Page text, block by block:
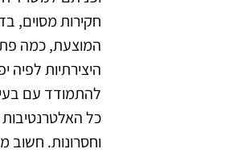
חקירות מסוים,
המוצעת, כמה
היצירתיות
להתמודד עם
כל האלטרנטיבות
וחסרונות. חשוב